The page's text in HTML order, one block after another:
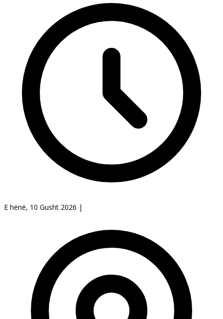
E hënë, 10 Gusht 2026 |